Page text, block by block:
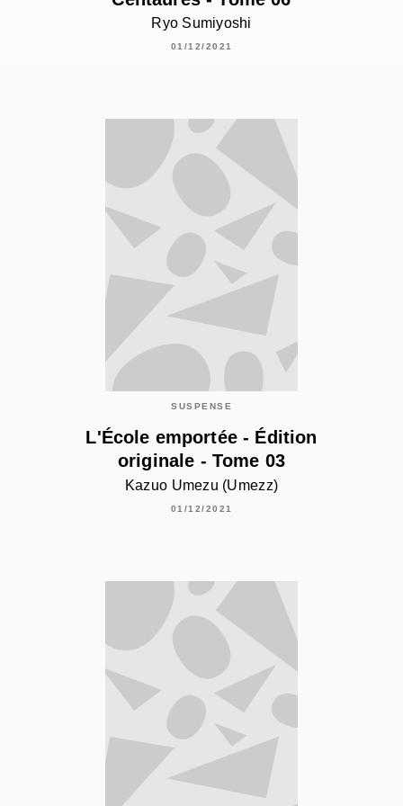
Ryo Sumiyoshi
01/12/2021
SUSPENSE
L'École emportée - Édition
originale - Tome 03
Kazuo Umezu (Umezz)
01/12/2021